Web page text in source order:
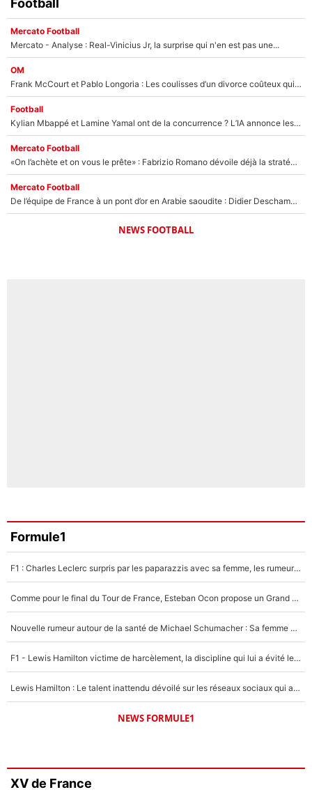
Football
Mercato Football
Mercato - Analyse : Real-Vinicius Jr, la surprise qui n'en est pas une...
OM
Frank McCourt et Pablo Longoria : Les coulisses d’un divorce coûteux qui ruine l’OM à petit feu…
Football
Kylian Mbappé et Lamine Yamal ont de la concurrence ? L’IA annonce les 5 joueurs qui vont dominer le football dans les années à venir !
Mercato Football
«On l’achète et on vous le prête» : Fabrizio Romano dévoile déjà la stratégie du PSG avec le transfert de Zion Suzuki !
Mercato Football
De l’équipe de France à un pont d’or en Arabie saoudite : Didier Deschamps a donné sa réponse !
NEWS FOOTBALL
Formule1
F1 : Charles Leclerc surpris par les paparazzis avec sa femme, les rumeurs étaient vraies !
Comme pour le final du Tour de France, Esteban Ocon propose un Grand Prix de Formule 1 à Paris : «Autour de l’Arc de Triomphe, ce serait génial» !
Nouvelle rumeur autour de la santé de Michael Schumacher : Sa femme Corinna sort du silence
F1 - Lewis Hamilton victime de harcèlement, la discipline qui lui a évité le pire : «J'aurais probablement mal tourné»
Lewis Hamilton : Le talent inattendu dévoilé sur les réseaux sociaux qui a impressionné Kim Kardashian pendant leurs vacances en amoureux !
NEWS FORMULE1
XV de France